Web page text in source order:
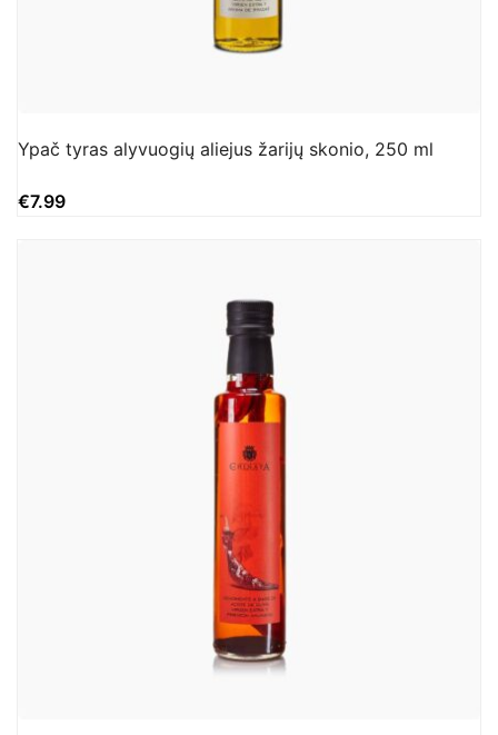
Ypač tyras alyvuogių aliejus žarijų skonio, 250 ml
€7.99